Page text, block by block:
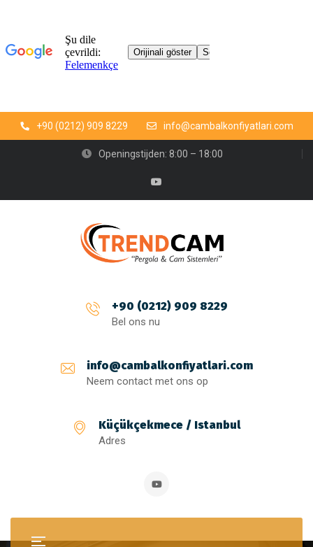
+90 (0212) 909 8229 info@cambalkonfiyatlari.com
Openingstijden: 8:00 – 18:00
+90 (0212) 909 8229
Bel ons nu
info@cambalkonfiyatlari.com
Neem contact met ons op
Küçükçekmece / Istanbul
Adres